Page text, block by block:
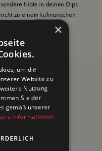
Note in deinen Dips
zu einem kulinarischen
deine
Kreation!
zu:
Fisch
×
um die
Website zu
Nutzung
Sie der
gemäß unserer
Informationen